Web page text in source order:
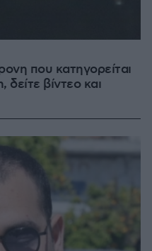
που κατηγορείται
βίντεο και